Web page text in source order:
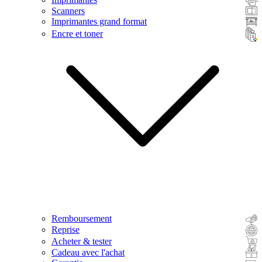
Scanners
Imprimantes grand format
Encre et toner
Remboursement
Reprise
Acheter & tester
Cadeau avec l'achat